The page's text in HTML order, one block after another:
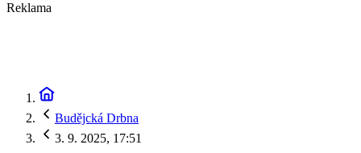
Reklama
Budějcká Drbna
3. 9. 2025, 17:51